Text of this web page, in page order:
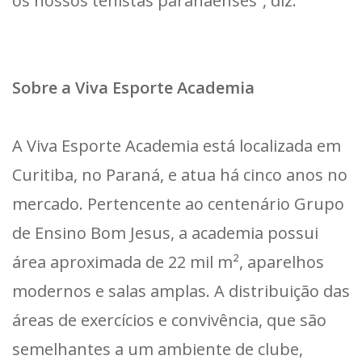
Sobre a Viva Esporte Academia
A Viva Esporte Academia está localizada em
Curitiba, no Paraná, e atua há cinco anos no
mercado. Pertencente ao centenário Grupo
de Ensino Bom Jesus, a academia possui
área aproximada de 22 mil m², aparelhos
modernos e salas amplas. A distribuição das
áreas de exercícios e convivência, que são
semelhantes a um ambiente de clube,